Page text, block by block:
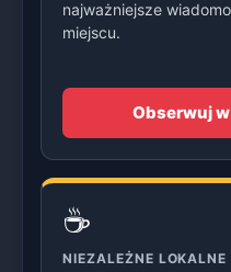
najważniejsze
miejscu.
Obserwuj
☕
NIEZALEŻNE